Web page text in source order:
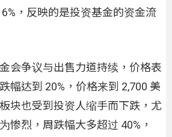
，反映的是投资基金的资金流
会争议与出售力道持续，价格表
幅达到 20%，价格来到 2,700 美
块也受到投资人缩手而下跌，尤
惨烈，周跌幅大多超过 40%，